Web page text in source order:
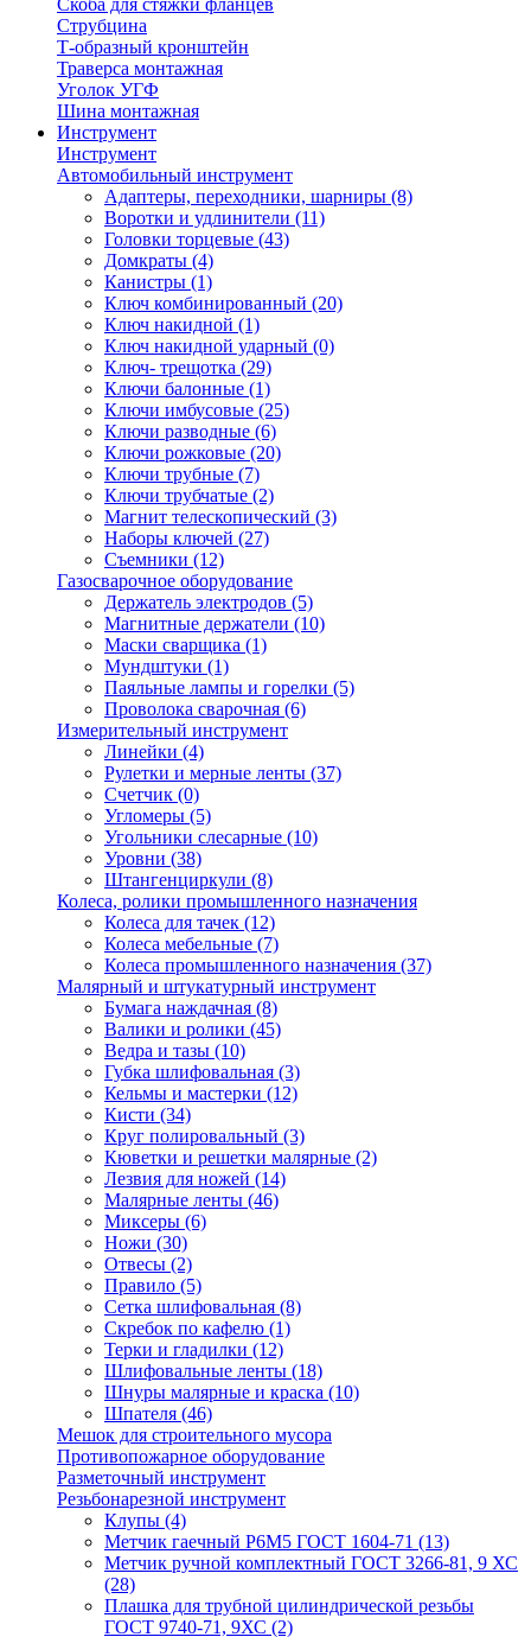
Скоба для стяжки фланцев
Струбцина
Т-образный кронштейн
Траверса монтажная
Уголок УГФ
Шина монтажная
Инструмент
Инструмент
Автомобильный инструмент
Адаптеры, переходники, шарниры (8)
Воротки и удлинители (11)
Головки торцевые (43)
Домкраты (4)
Канистры (1)
Ключ комбинированный (20)
Ключ накидной (1)
Ключ накидной ударный (0)
Ключ- трещотка (29)
Ключи балонные (1)
Ключи имбусовые (25)
Ключи разводные (6)
Ключи рожковые (20)
Ключи трубные (7)
Ключи трубчатые (2)
Магнит телескопический (3)
Наборы ключей (27)
Съемники (12)
Газосварочное оборудование
Держатель электродов (5)
Магнитные держатели (10)
Маски сварщика (1)
Мундштуки (1)
Паяльные лампы и горелки (5)
Проволока сварочная (6)
Измерительный инструмент
Линейки (4)
Рулетки и мерные ленты (37)
Счетчик (0)
Угломеры (5)
Угольники слесарные (10)
Уровни (38)
Штангенциркули (8)
Колеса, ролики промышленного назначения
Колеса для тачек (12)
Колеса мебельные (7)
Колеса промышленного назначения (37)
Малярный и штукатурный инструмент
Бумага наждачная (8)
Валики и ролики (45)
Ведра и тазы (10)
Губка шлифовальная (3)
Кельмы и мастерки (12)
Кисти (34)
Круг полировальный (3)
Кюветки и решетки малярные (2)
Лезвия для ножей (14)
Малярные ленты (46)
Миксеры (6)
Ножи (30)
Отвесы (2)
Правило (5)
Сетка шлифовальная (8)
Скребок по кафелю (1)
Терки и гладилки (12)
Шлифовальные ленты (18)
Шнуры малярные и краска (10)
Шпателя (46)
Мешок для строительного мусора
Противопожарное оборудование
Разметочный инструмент
Резьбонарезной инструмент
Клупы (4)
Метчик гаечный Р6М5 ГОСТ 1604-71 (13)
Метчик ручной комплектный ГОСТ 3266-81, 9 ХС
(28)
Плашка для трубной цилиндрической резьбы
ГОСТ 9740-71, 9ХС (2)